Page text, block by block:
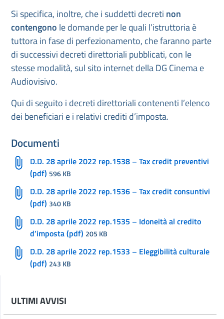
Si specifica, inoltre, che i suddetti decreti non
contengono le domande per le quali l’istruttoria è
tuttora in fase di perfezionamento, che faranno parte
di successivi decreti direttoriali pubblicati, con le
stesse modalità, sul sito internet della DG Cinema e
Audiovisivo.
Qui di seguito i decreti direttoriali contenenti l’elenco
dei beneficiari e i relativi crediti d’imposta.
Documenti
D.D. 28 aprile 2022 rep.1538 – Tax credit preventivi
(pdf) 596 KB
D.D. 28 aprile 2022 rep.1536 – Tax credit consuntivi
(pdf) 340 KB
D.D. 28 aprile 2022 rep.1535 – Idoneità al credito
d’imposta (pdf) 205 KB
D.D. 28 aprile 2022 rep.1533 – Eleggibilità culturale
(pdf) 243 KB
ULTIMI AVVISI